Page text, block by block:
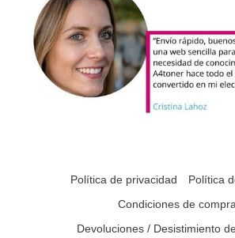
Política de privacidad
Política
Condiciones de compra
Devoluciones / Desistimiento